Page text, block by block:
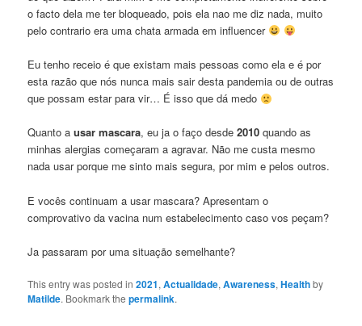
o facto dela me ter bloqueado, pois ela nao me diz nada, muito
pelo contrario era uma chata armada em influencer
Eu tenho receio é que existam mais pessoas como ela e é por
esta razão que nós nunca mais sair desta pandemia ou de outras
que possam estar para vir… É isso que dá medo
Quanto ausar mascara, eu ja o faço desde2010 quando as
minhas alergias começaram a agravar. Não me custa mesmo
nada usar porque me sinto mais segura, por mim e pelos outros.
E vocês continuam a usar mascara? Apresentam o
comprovativo da vacina num estabelecimento caso vos peçam?
Ja passaram por uma situação semelhante?
This entry was posted in2021,Actualidade,Awareness,Healthby
Matilde. Bookmark thepermalink.